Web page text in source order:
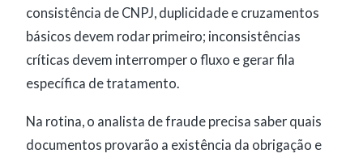
consistência de CNPJ, duplicidade e cruzamentos
básicos devem rodar primeiro; inconsistências
críticas devem interromper o fluxo e gerar fila
específica de tratamento.
Na rotina, o analista de fraude precisa saber quais
documentos provarão a existência da obrigação e